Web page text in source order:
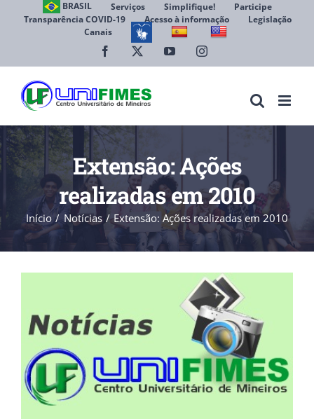
BRASIL Serviços Simplifique!
Participe
Transparência COVID-19
Acesso à informação
Legislação
Canais
Facebook YouTubeInstagram
Extensão: Ações
realizadas em 2010
Início Notícias Extensão: Ações realizadas em 2010